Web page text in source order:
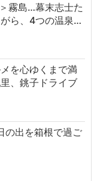
霧島…幕末志士た
ら、4つの温泉…
を心ゆくまで満
、銚子ドライブ
の出を箱根で過ご